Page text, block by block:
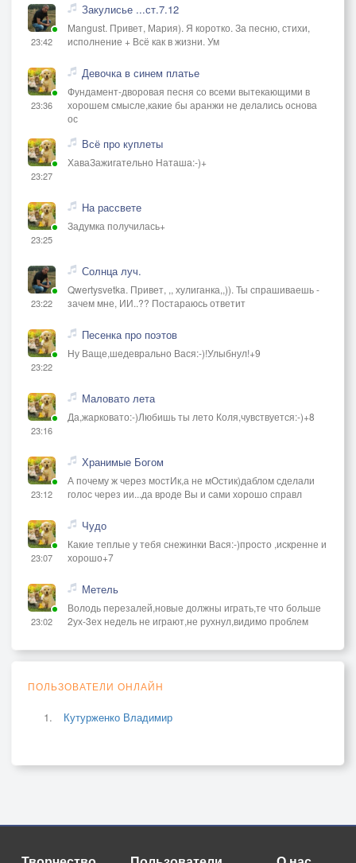
23:42
Закулисье ...ст.7.12
Mangust. Привет, Мария). Я коротко. За песню, стихи,
исполнение + Всё как в жизни. Ум
23:36
Девочка в синем платье
Фундамент-дворовая песня со всеми вытекающими в
хорошем смысле,какие бы аранжи не делались основа
ос
23:27
Всё про куплеты
ХаваЗажигательно Наташа:-)+
23:25
На рассвете
Задумка получилась+
23:22
Солнца луч.
Qwertysvetka. Привет, ,, хулиганка,,)). Ты спрашиваешь -
зачем мне, ИИ..?? Постараюсь ответит
23:22
Песенка про поэтов
Ну Ваще,шедеврально Вася:-)!Улыбнул!+9
23:16
Маловато лета
Да,жарковато:-)Любишь ты лето Коля,чувствуется:-)+8
23:12
Хранимые Богом
А почему ж через мостИк,а не мОстик)даблом сделали
голос через ии...да вроде Вы и сами хорошо справл
23:07
Чудо
Какие теплые у тебя снежинки Вася:-)просто ,искренне и
хорошо+7
23:02
Метель
Володь перезалей,новые должны играть,те что больше
2ух-3ех недель не играют,не рухнул,видимо проблем
ПОЛЬЗОВАТЕЛИ ОНЛАЙН
Кутурженко Владимир